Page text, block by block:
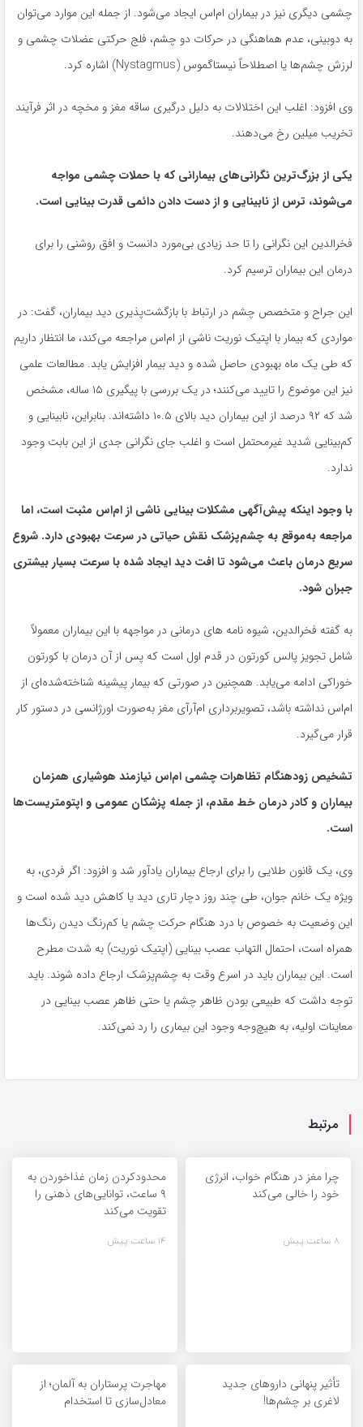
چشمی دیگری نیز در بیماران ام‌اس ایجاد می‌شود. از جمله این موارد می‌توان
به دوبینی، عدم هماهنگی در حرکات دو چشم، فلج حرکتی عضلات چشمی و
لرزش چشم‌ها یا اصطلاحاً نیستاگموس (Nystagmus) اشاره کرد.
وی افزود: اغلب این اختلالات به دلیل درگیری ساقه مغز و مخچه در اثر فرآیند
تخریب میلین رخ می‌دهند.
یکی از بزرگ‌ترین نگرانی‌های بیمارانی که با حملات چشمی مواجه
می‌شوند، ترس از نابینایی و از دست دادن دائمی قدرت بینایی است.
فخرالدین این نگرانی را تا حد زیادی بی‌مورد دانست و افق روشنی را برای
درمان این بیماران ترسیم کرد.
این جراح و متخصص چشم در ارتباط با بازگشت‌پذیری دید بیماران، گفت: در
مواردی که بیمار با اپتیک نوریت ناشی از ام‌اس مراجعه می‌کند، ما انتظار داریم
که طی یک ماه بهبودی حاصل شده و دید بیمار افزایش یابد. مطالعات علمی
نیز این موضوع را تایید می‌کنند؛ در یک بررسی با پیگیری ۱۵ ساله، مشخص
شد که ۹۲ درصد از این بیماران دید بالای ۱۰.۵ داشته‌اند. بنابراین، نابینایی و
کم‌بینایی شدید غیرمحتمل است و اغلب جای نگرانی جدی از این بابت وجود
ندارد.
با وجود اینکه پیش‌آگهی مشکلات بینایی ناشی از ام‌اس مثبت است، اما
مراجعه به‌موقع به چشم‌پزشک نقش حیاتی در سرعت بهبودی دارد. شروع
سریع درمان باعث می‌شود تا افت دید ایجاد شده با سرعت بسیار بیشتری
جبران شود.
به گفته فخرالدین، شیوه نامه های درمانی در مواجهه با این بیماران معمولاً
شامل تجویز پالس کورتون در قدم اول است که پس از آن درمان با کورتون
خوراکی ادامه می‌یابد. همچنین در صورتی که بیمار پیشینه شناخته‌شده‌ای از
ام‌اس نداشته باشد، تصویربرداری ام‌آرآی مغز به‌صورت اورژانسی در دستور کار
قرار می‌گیرد.
تشخیص زودهنگام تظاهرات چشمی ام‌اس نیازمند هوشیاری همزمان
بیماران و کادر درمان خط مقدم، از جمله پزشکان عمومی و اپتومتریست‌ها
است.
وی، یک قانون طلایی را برای ارجاع بیماران یادآور شد و افزود: اگر فردی، به‌
ویژه یک خانم جوان، طی چند روز دچار تاری دید یا کاهش دید شده است و
این وضعیت به‌ خصوص با درد هنگام حرکت چشم یا کم‌رنگ دیدن رنگ‌ها
همراه است، احتمال التهاب عصب بینایی (اپتیک نوریت) به‌ شدت مطرح
است. این بیماران باید در اسرع وقت به چشم‌پزشک ارجاع داده شوند. باید
توجه داشت که طبیعی بودن ظاهر چشم یا حتی ظاهر عصب بینایی در
معاینات اولیه، به هیچ‌وجه وجود این بیماری را رد نمی‌کند.
مرتبط
چرا مغز در هنگام خواب، انرژی
خود را خالی می‌کند
8 ساعت پیش
محدودکردن زمان غذاخوردن به
۹ ساعت، توانایی‌های ذهنی را
تقویت می‌کند
14 ساعت پیش
تأثیر پنهانی داروهای جدید
لاغری بر چشم‌ها!
مهاجرت پرستاران به آلمان؛ از
معادل‌سازی تا استخدام